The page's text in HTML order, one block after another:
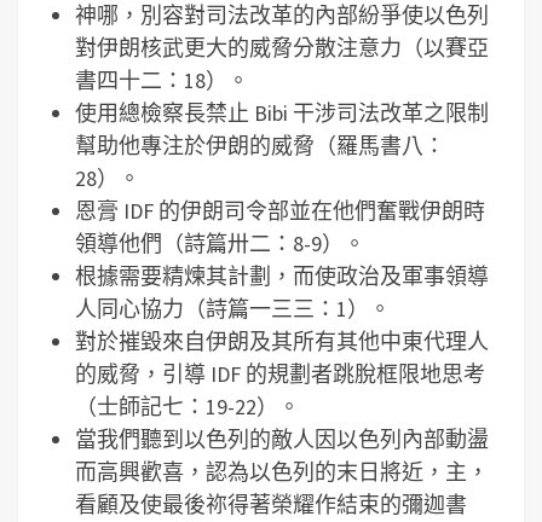
神哪，別容對司法改革的內部紛爭使以色列
對伊朗核武更大的威脅分散注意力（以賽亞
書四十二：18）。
使用總檢察長禁止 Bibi 干涉司法改革之限制
幫助他專注於伊朗的威脅（羅馬書八：
28）。
恩膏 IDF 的伊朗司令部並在他們奮戰伊朗時
領導他們（詩篇卅二：8-9）。
根據需要精煉其計劃，而使政治及軍事領導
人同心協力（詩篇一三三：1）。
對於摧毀來自伊朗及其所有其他中東代理人
的威脅，引導 IDF 的規劃者跳脫框限地思考
（士師記七：19-22）。
當我們聽到以色列的敵人因以色列內部動盪
而高興歡喜，認為以色列的末日將近，主，
看顧及使最後祢得著榮耀作結束的彌迦書